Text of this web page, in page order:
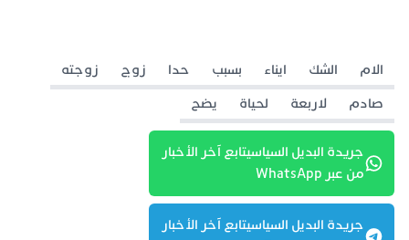
الام الشك ايناء بسبب حدا زوج
زوجته
صادم
لاربعة لحياة يضح
جريدة البديل السياسيتابع آخر الأخبار
من عبر WhatsApp
جريدة البديل السياسيتابع آخر الأخبار